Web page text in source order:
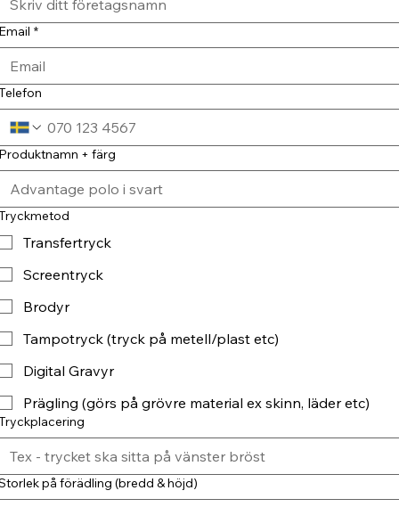
*
+ färg
Transfertryck
Screentryck
Brodyr
Tampotryck (tryck på metell/plast etc)
Digital Gravyr
Prägling (görs på grövre material ex skinn, läder etc)
på förädling (bredd & höjd)